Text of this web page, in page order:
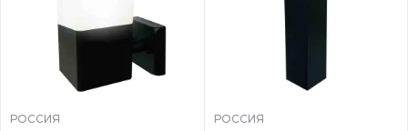
РОССИЯ
РОССИЯ